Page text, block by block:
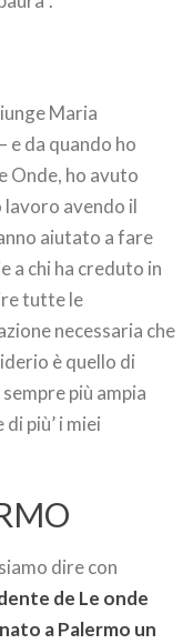
Maria
e da quando ho
Onde, ho avuto
avendo il
aiutato a fare
a chi ha creduto in
tutte le
necessaria che
è quello di
più ampia
più’ i miei
dire con
de Le onde
a Palermo un